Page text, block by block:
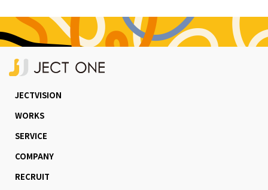
JECTVISION
WORKS
SERVICE
COMPANY
RECRUIT